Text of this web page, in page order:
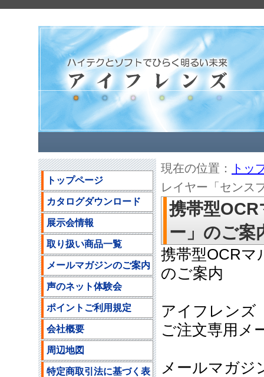
現在の位置：
トッ
レイヤー「センス
携帯型
ー」のご案
携帯型OCRマ
のご案内
アイフレン
ご注文専用メ
メールマガジ
トップページ
カタログダウンロード
展示会情報
取り扱い商品一覧
メールマガジンのご案内
声のネット体験会
ポイントご利用規定
会社概要
周辺地図
特定商取引法に基づく表